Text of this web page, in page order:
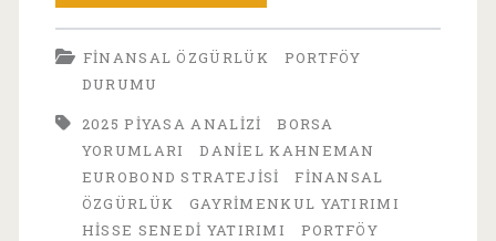
2025
Portföy
Savaş,
Belirsizlik
ve
FINANSAL ÖZGÜRLÜK
PORTFÖY
DURUMU
2025 PIYASA ANALIZI
BORSA
YORUMLARI
DANIEL KAHNEMAN
EUROBOND STRATEJISI
FINANSAL
ÖZGÜRLÜK
GAYRIMENKUL YATIRIMI
HISSE SENEDI YATIRIMI
PORTFÖY